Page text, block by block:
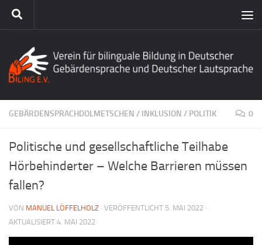
GEBÄRDENSPRACHDOLMETSCHEN / INKLUSION / POLITIK 0
Politische und gesellschaftliche Teilhabe
Hörbehinderter – Welche Barrieren müssen
fallen?
VON MANUEL LÖFFELHOLZ · VERÖFFENTLICHT 5. MAI 2022 ·
AKTUALISIERT 4. MAI 2022